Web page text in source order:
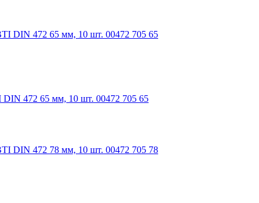
DIN 472 65 мм, 10 шт. 00472 705 65